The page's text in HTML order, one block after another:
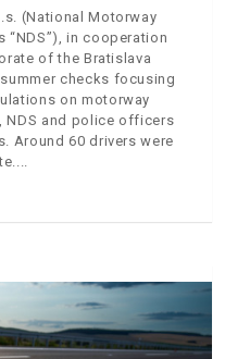
(National Motorway
“NDS”), in cooperation
of the Bratislava
checks focusing
on motorway
NDS and police officers
Around 60 drivers were